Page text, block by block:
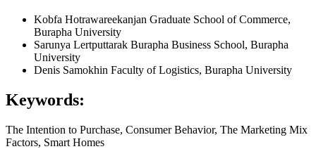
Kobfa Hotrawareekanjan Graduate School of Commerce,
Burapha University
Sarunya Lertputtarak Burapha Business School, Burapha
University
Denis Samokhin Faculty of Logistics, Burapha University
Keywords:
The Intention to Purchase, Consumer Behavior, The Marketing Mix
Factors, Smart Homes